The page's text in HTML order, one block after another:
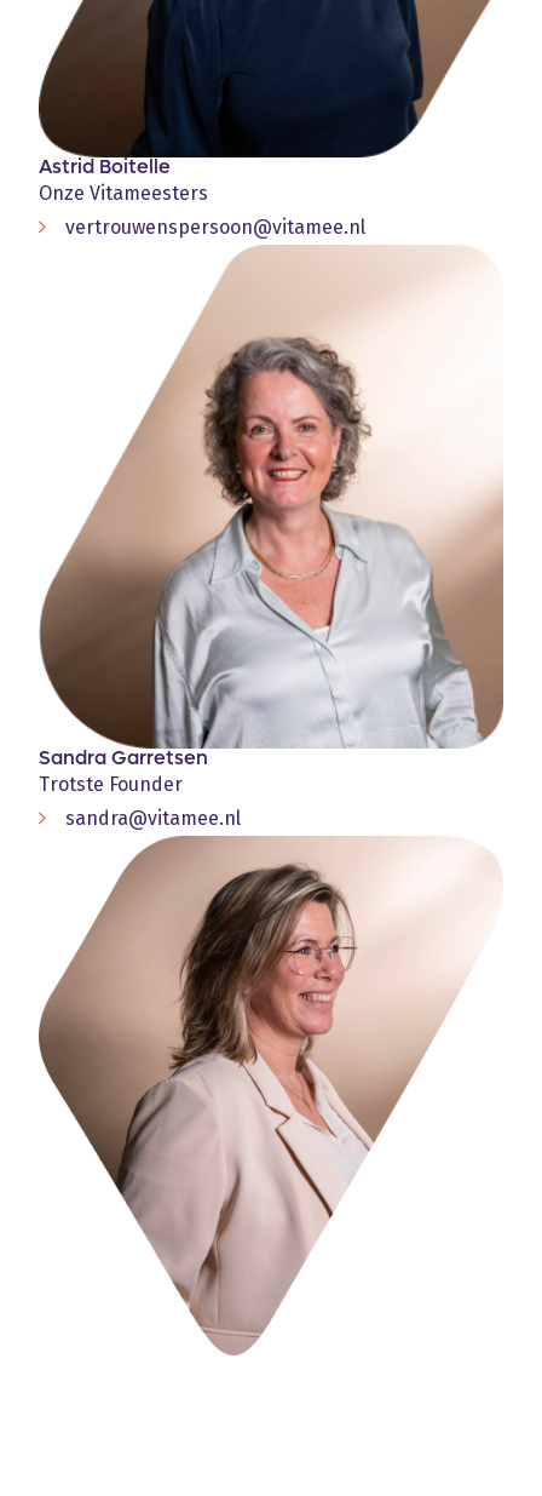
Astrid Boitelle
Onze Vitameesters
vertrouwenspersoon@vitamee.nl
Sandra Garretsen
Trotste Founder
sandra@vitamee.nl